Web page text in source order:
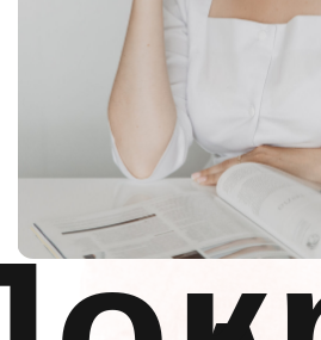
ИМЕЮТСЯ ПРОТИВОПОКАЗАНИЯ,
ПРОКОНСУЛЬТИРУЙТЕСЬ
Контакты
Специалисты
Новости и акции
Цены
Косметология